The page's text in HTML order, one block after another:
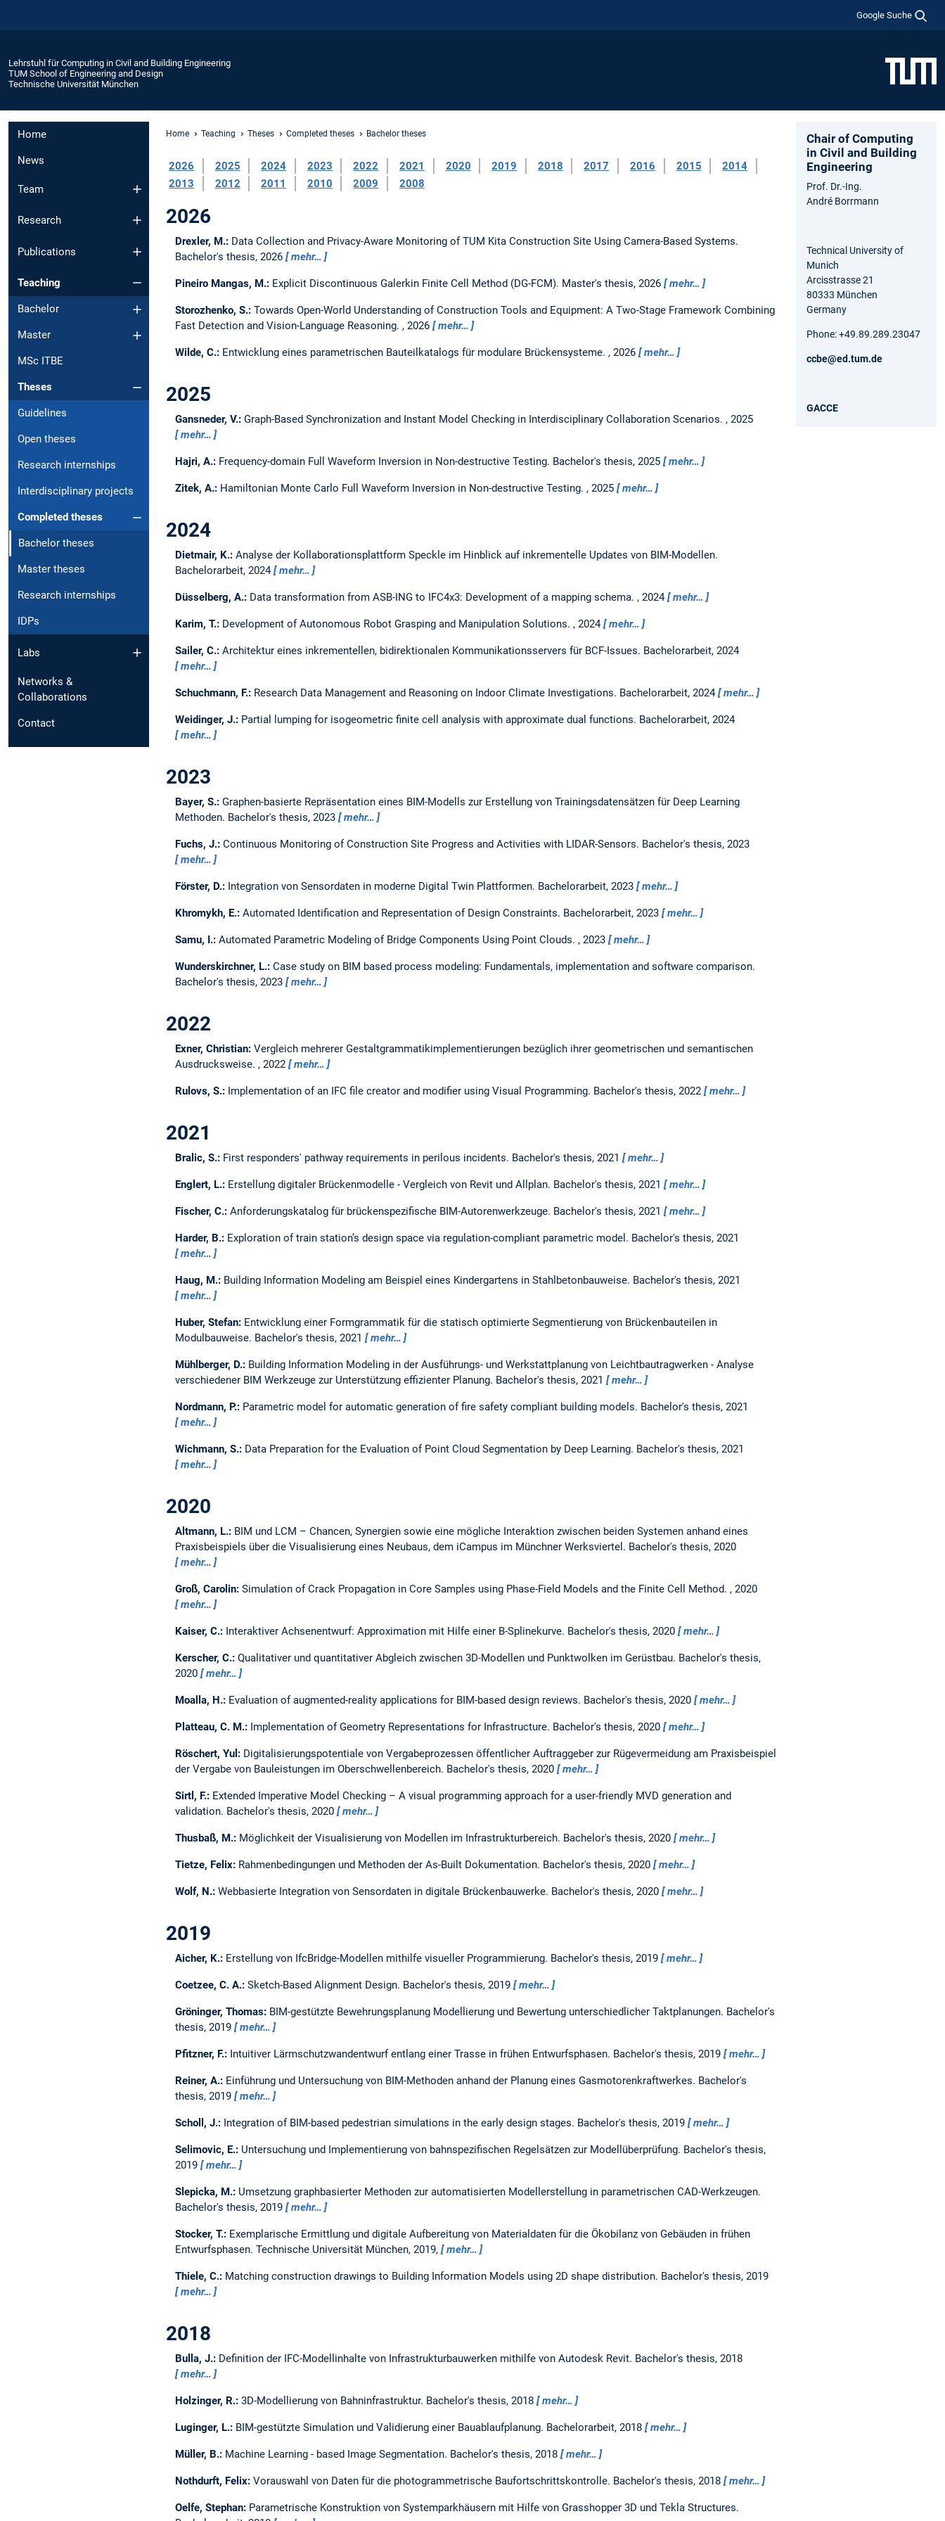
Google Suche
Lehrstuhl für Computing in Civil and Building Engineering
TUM School of Engineering and Design
Technische Universität München
Home
News
Team
Research
Publications
Teaching
Bachelor
Master
MSc ITBE
Theses
Guidelines
Open theses
Research internships
Interdisciplinary projects
Completed theses
Bachelor theses
Master theses
Research internships
IDPs
Labs
Networks &
Collaborations
Contact
Home Teaching Theses Completed theses Bachelor theses
2026 2025 2024 2023 2022 2021 2020 2019 2018 2017 2016 2015
2014
2013
2012 2011 2010 2009 2008
2026
Drexler, M.: Data Collection and Privacy-Aware Monitoring of TUM Kita Construction Site Using Camera-Based Systems.
Bachelor's thesis, 2026 mehr…
Pineiro Mangas, M.: Explicit Discontinuous Galerkin Finite Cell Method (DG-FCM). Master's thesis, 2026 mehr…
Storozhenko, S.: Towards Open-World Understanding of Construction Tools and Equipment: A Two-Stage Framework Combining
Fast Detection and Vision-Language Reasoning. , 2026 mehr…
Wilde, C.: Entwicklung eines parametrischen Bauteilkatalogs für modulare Brückensysteme. , 2026 mehr…
2025
Gansneder, V.: Graph-Based Synchronization and Instant Model Checking in Interdisciplinary Collaboration Scenarios. , 2025
mehr…
Hajri, A.: Frequency-domain Full Waveform Inversion in Non-destructive Testing. Bachelor's thesis, 2025 mehr…
Zitek, A.: Hamiltonian Monte Carlo Full Waveform Inversion in Non-destructive Testing. , 2025 mehr…
2024
Dietmair, K.: Analyse der Kollaborationsplattform Speckle im Hinblick auf inkrementelle Updates von BIM-Modellen.
Bachelorarbeit, 2024 mehr…
Düsselberg, A.: Data transformation from ASB-ING to IFC4x3: Development of a mapping schema. , 2024 mehr…
Karim, T.: Development of Autonomous Robot Grasping and Manipulation Solutions. , 2024 mehr…
Sailer, C.: Architektur eines inkrementellen, bidirektionalen Kommunikationsservers für BCF-Issues. Bachelorarbeit, 2024
mehr…
Schuchmann, F.: Research Data Management and Reasoning on Indoor Climate Investigations. Bachelorarbeit, 2024 mehr…
Weidinger, J.: Partial lumping for isogeometric finite cell analysis with approximate dual functions. Bachelorarbeit, 2024
mehr…
2023
Bayer, S.: Graphen-basierte Repräsentation eines BIM-Modells zur Erstellung von Trainingsdatensätzen für Deep Learning
Methoden. Bachelor's thesis, 2023 mehr…
Fuchs, J.: Continuous Monitoring of Construction Site Progress and Activities with LIDAR-Sensors. Bachelor's thesis, 2023
mehr…
Förster, D.: Integration von Sensordaten in moderne Digital Twin Plattformen. Bachelorarbeit, 2023 mehr…
Khromykh, E.: Automated Identification and Representation of Design Constraints. Bachelorarbeit, 2023 mehr…
Samu, I.: Automated Parametric Modeling of Bridge Components Using Point Clouds. , 2023 mehr…
Wunderskirchner, L.: Case study on BIM based process modeling: Fundamentals, implementation and software comparison.
Bachelor's thesis, 2023 mehr…
2022
Exner, Christian: Vergleich mehrerer Gestaltgrammatikimplementierungen bezüglich ihrer geometrischen und semantischen
Ausdrucksweise. , 2022 mehr…
Rulovs, S.: Implementation of an IFC file creator and modifier using Visual Programming. Bachelor's thesis, 2022 mehr…
2021
Bralic, S.: First responders' pathway requirements in perilous incidents. Bachelor's thesis, 2021 mehr…
Englert, L.: Erstellung digitaler Brückenmodelle - Vergleich von Revit und Allplan. Bachelor's thesis, 2021 mehr…
Fischer, C.: Anforderungskatalog für brückenspezifische BIM-Autorenwerkzeuge. Bachelor's thesis, 2021 mehr…
Harder, B.: Exploration of train station’s design space via regulation-compliant parametric model. Bachelor's thesis, 2021
mehr…
Haug, M.: Building Information Modeling am Beispiel eines Kindergartens in Stahlbetonbauweise. Bachelor's thesis, 2021
mehr…
Huber, Stefan: Entwicklung einer Formgrammatik für die statisch optimierte Segmentierung von Brückenbauteilen in
Modulbauweise. Bachelor's thesis, 2021 mehr…
Mühlberger, D.: Building Information Modeling in der Ausführungs- und Werkstattplanung von Leichtbautragwerken - Analyse
verschiedener BIM Werkzeuge zur Unterstützung effizienter Planung. Bachelor's thesis, 2021 mehr…
Nordmann, P.: Parametric model for automatic generation of fire safety compliant building models. Bachelor's thesis, 2021
mehr…
Wichmann, S.: Data Preparation for the Evaluation of Point Cloud Segmentation by Deep Learning. Bachelor's thesis, 2021
mehr…
2020
Altmann, L.: BIM und LCM – Chancen, Synergien sowie eine mögliche Interaktion zwischen beiden Systemen anhand eines
Praxisbeispiels über die Visualisierung eines Neubaus, dem iCampus im Münchner Werksviertel. Bachelor's thesis, 2020
mehr…
Groß, Carolin: Simulation of Crack Propagation in Core Samples using Phase-Field Models and the Finite Cell Method. , 2020
mehr…
Kaiser, C.: Interaktiver Achsenentwurf: Approximation mit Hilfe einer B-Splinekurve. Bachelor's thesis, 2020 mehr…
Kerscher, C.: Qualitativer und quantitativer Abgleich zwischen 3D-Modellen und Punktwolken im Gerüstbau. Bachelor's thesis,
2020
mehr…
Moalla, H.: Evaluation of augmented-reality applications for BIM-based design reviews. Bachelor's thesis, 2020 mehr…
Platteau, C. M.: Implementation of Geometry Representations for Infrastructure. Bachelor's thesis, 2020 mehr…
Röschert, Yul: Digitalisierungspotentiale von Vergabeprozessen öffentlicher Auftraggeber zur Rügevermeidung am Praxisbeispiel
der Vergabe von Bauleistungen im Oberschwellenbereich. Bachelor's thesis, 2020 mehr…
Sirtl, F.: Extended Imperative Model Checking – A visual programming approach for a user-friendly MVD generation and
validation. Bachelor's thesis, 2020 mehr…
Thusbaß, M.: Möglichkeit der Visualisierung von Modellen im Infrastrukturbereich. Bachelor's thesis, 2020 mehr…
Tietze, Felix: Rahmenbedingungen und Methoden der As-Built Dokumentation. Bachelor's thesis, 2020 mehr…
Wolf, N.: Webbasierte Integration von Sensordaten in digitale Brückenbauwerke. Bachelor's thesis, 2020 mehr…
2019
Aicher, K.: Erstellung von IfcBridge-Modellen mithilfe visueller Programmierung. Bachelor's thesis, 2019 mehr…
Coetzee, C. A.: Sketch-Based Alignment Design. Bachelor's thesis, 2019 mehr…
Gröninger, Thomas: BIM-gestützte Bewehrungsplanung Modellierung und Bewertung unterschiedlicher Taktplanungen. Bachelor's
thesis, 2019 mehr…
Pfitzner, F.: Intuitiver Lärmschutzwandentwurf entlang einer Trasse in frühen Entwurfsphasen. Bachelor's thesis, 2019 mehr…
Reiner, A.: Einführung und Untersuchung von BIM-Methoden anhand der Planung eines Gasmotorenkraftwerkes. Bachelor's
thesis, 2019 mehr…
Scholl, J.: Integration of BIM-based pedestrian simulations in the early design stages. Bachelor's thesis, 2019 mehr…
Selimovic, E.: Untersuchung und Implementierung von bahnspezifischen Regelsätzen zur Modellüberprüfung. Bachelor's thesis,
2019
mehr…
Slepicka, M.: Umsetzung graphbasierter Methoden zur automatisierten Modellerstellung in parametrischen CAD-Werkzeugen.
Bachelor's thesis, 2019 mehr…
Stocker, T.: Exemplarische Ermittlung und digitale Aufbereitung von Materialdaten für die Ökobilanz von Gebäuden in frühen
Entwurfsphasen. Technische Universität München, 2019, mehr…
Thiele, C.: Matching construction drawings to Building Information Models using 2D shape distribution. Bachelor's thesis, 2019
mehr…
2018
Bulla, J.: Definition der IFC-Modellinhalte von Infrastrukturbauwerken mithilfe von Autodesk Revit. Bachelor's thesis, 2018
mehr…
Holzinger, R.: 3D-Modellierung von Bahninfrastruktur. Bachelor's thesis, 2018 mehr…
Luginger, L.: BIM-gestützte Simulation und Validierung einer Bauablaufplanung. Bachelorarbeit, 2018 mehr…
Müller, B.: Machine Learning - based Image Segmentation. Bachelor's thesis, 2018 mehr…
Nothdurft, Felix: Vorauswahl von Daten für die photogrammetrische Baufortschrittskontrolle. Bachelor's thesis, 2018 mehr…
Oelfe, Stephan: Parametrische Konstruktion von Systemparkhäusern mit Hilfe von Grasshopper 3D und Tekla Structures.
Chair of Computing
in Civil and Building
Engineering
Prof. Dr.-Ing.
André Borrmann
Technical University of
Munich
Arcisstrasse 21
80333 München
Germany
Phone: +49.89.289.23047
ccbe@ed.tum.de
GACCE